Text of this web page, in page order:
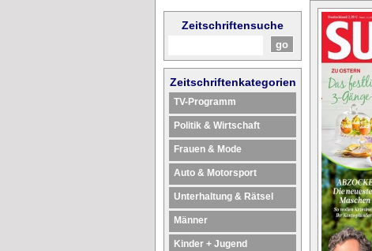
Zeitschriftensuche
Zeitschriftenkategorien
TV-Programm
Politik & Wirtschaft
Frauen & Mode
Auto & Motorsport
Unterhaltung & Rätsel
Männer
Kinder + Jugend